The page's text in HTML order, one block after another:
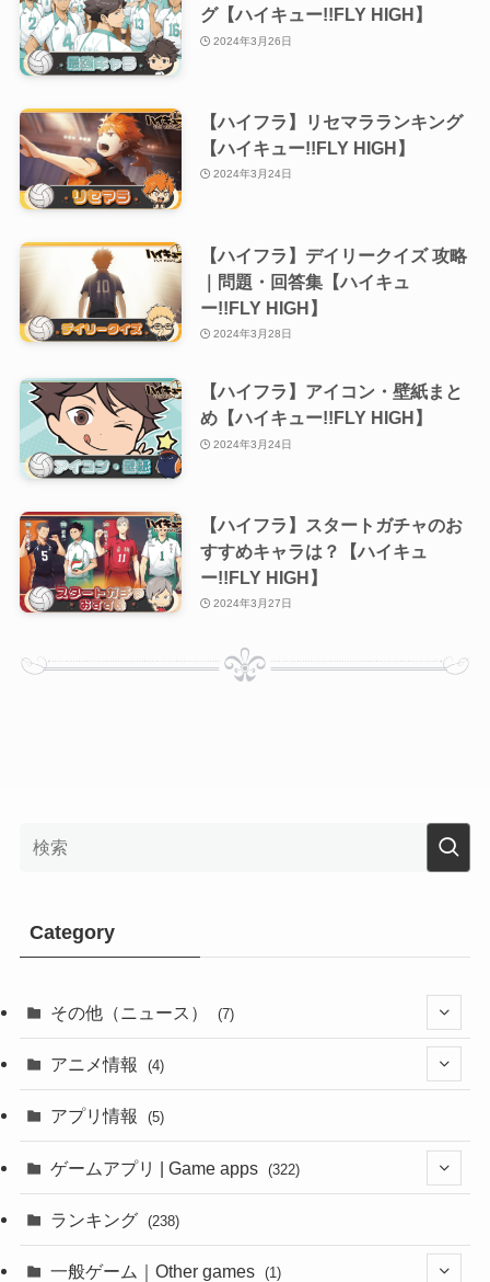
グ【ハイキュー!!FLY HIGH】
2024年3月26日
【ハイフラ】リセマラランキング
【ハイキュー!!FLY HIGH】
2024年3月24日
【ハイフラ】デイリークイズ 攻略
｜問題・回答集【ハイキュ
ー!!FLY HIGH】
2024年3月28日
【ハイフラ】アイコン・壁紙まと
め【ハイキュー!!FLY HIGH】
2024年3月24日
【ハイフラ】スタートガチャのお
すすめキャラは？【ハイキュ
ー!!FLY HIGH】
2024年3月27日
Category
その他（ニュース） (7)
(1)
アニメ情報 (4)
アプリ情報 (5)
ゲームアプリ | Game apps (322)
(1)
(1)
ランキング (238)
一般ゲーム｜Other games (1)